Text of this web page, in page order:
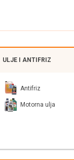
ULJE I ANTIFRIZ
Antifriz
Motorna ulja